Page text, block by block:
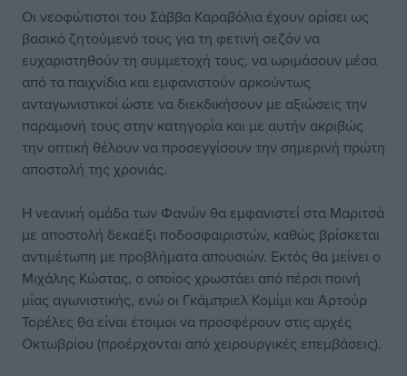
Οι νεοφώτιστοι του Σάββα Καραβόλια έχουν ορίσει ως
βασικό ζητούμενό τους για τη φετινή σεζόν να
ευχαριστηθούν τη συμμετοχή τους, να ωριμάσουν μέσα
από τα παιχνίδια και εμφανιστούν αρκούντως
ανταγωνιστικοί ώστε να διεκδικήσουν με αξιώσεις την
παραμονή τους στην κατηγορία και με αυτήν ακριβώς
την οπτική θέλουν να προσεγγίσουν την σημερινή πρώτη
αποστολή της χρονιάς.
Η νεανική ομάδα των Φανών θα εμφανιστεί στα Μαριτσά
με αποστολή δεκαέξι ποδοσφαιριστών, καθώς βρίσκεται
αντιμέτωπη με προβλήματα απουσιών. Εκτός θα μείνει ο
Μιχάλης Κώστας, ο οποίος χρωστάει από πέρσι ποινή
μίας αγωνιστικής, ενώ οι Γκάμπριελ Κομίμι και Αρτούρ
Τορέλες θα είναι έτοιμοι να προσφέρουν στις αρχές
Οκτωβρίου (προέρχονται από χειρουργικές επεμβάσεις).